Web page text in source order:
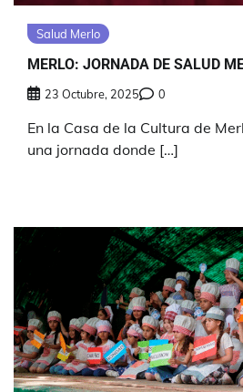
Salud Merlo
MERLO: JORNADA DE SALUD
23 Octubre, 2025 0
En la Casa de la Cultura de
una jornada donde […]